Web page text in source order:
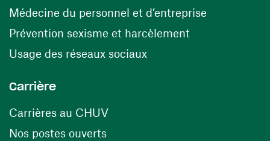
Médecine du personnel et d’entreprise
Prévention sexisme et harcèlement
Usage des réseaux sociaux(ouvre une nouvelle
Carrière
Carrières au CHUV(ouvre une nouvelle fenêtre)
Nos postes ouverts(ouvre une nouvelle fenêtre)